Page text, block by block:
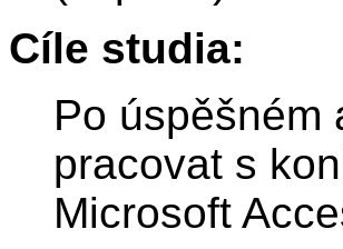
Cíle studia:
Po úspěšném
pracovat s
Microsoft